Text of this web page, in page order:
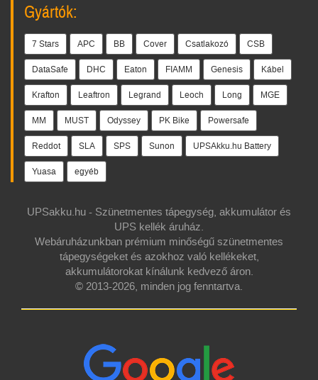
Gyártók:
7 Stars APC BB Cover Csatlakozó CSB
DataSafe DHC Eaton FIAMM Genesis Kábel
Krafton Leaftron Legrand Leoch Long MGE
MM MUST Odyssey PK Bike Powersafe
Reddot SLA SPS Sunon UPSAkku.hu Battery
Yuasa egyéb
UPSakku.hu - Szünetmentes tápegység, akkumulátor és
UPS kellék áruház.
Webáruházunkban prémium minőségű szünetmentes
tápegységeket és azokhoz való kellékeket,
akkumulátorokat kínálunk kedvező áron.
© 2013-2026, minden jog fenntartva.